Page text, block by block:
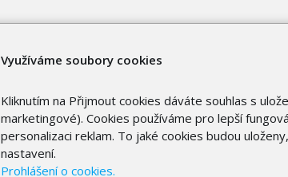
Využíváme soubory cookies
Kliknutím na Přijmout cookies dáváte souhlas s
marketingové). Cookies používáme pro lepší
personalizaci reklam. To jaké cookies budou
nastavení.
Prohlášení o cookies.